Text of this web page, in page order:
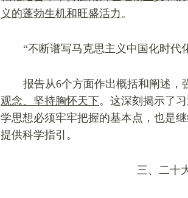
义的蓬勃生机和旺盛活力。
“不断谱写马克思主义中国化时代
报告从6个方面作出概括和阐述，
观念、坚持胸怀天下。这深刻揭示了
学思想必须牢牢把握的基本点，也是
提供科学指引。
三、二十